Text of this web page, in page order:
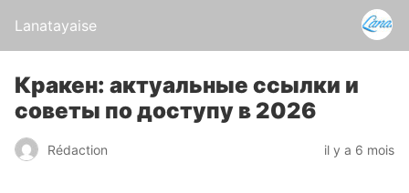
Lanatayaise
Кракен: актуальные ссылки и
советы по доступу в 2026
Rédaction il y a 6 mois